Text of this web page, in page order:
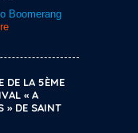
Boomerang
DE LA 5ÈME
« A
» DE SAINT